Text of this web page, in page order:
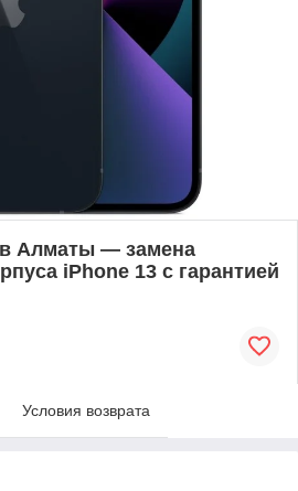
Алматы — замена
iPhone 13 с гарантией
Условия возврата